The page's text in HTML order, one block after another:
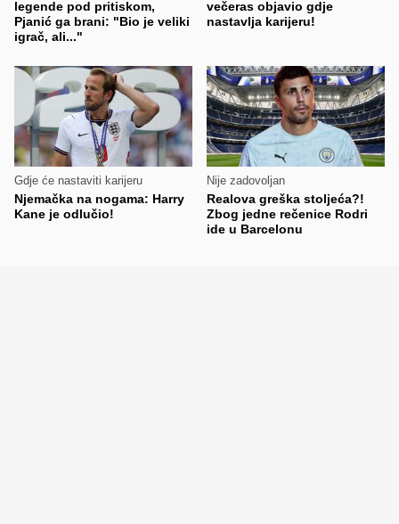
legende pod pritiskom,
Pjanić ga brani: "Bio je veliki
igrač, ali..."
večeras objavio gdje
nastavlja karijeru!
Gdje će nastaviti karijeru
Njemačka na nogama: Harry
Kane je odlučio!
Nije zadovoljan
Realova greška stoljeća?!
Zbog jedne rečenice Rodri
ide u Barcelonu